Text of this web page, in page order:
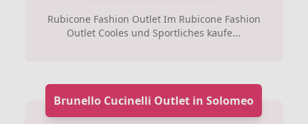
Rubicone Fashion Outlet Im Rubicone Fashion
Outlet Cooles und Sportliches kaufe...
Brunello Cucinelli Outlet in Solomeo